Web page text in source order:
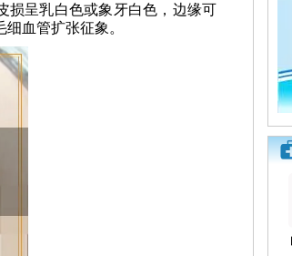
损呈乳白色或象牙白色，边缘可
血管扩张征象。